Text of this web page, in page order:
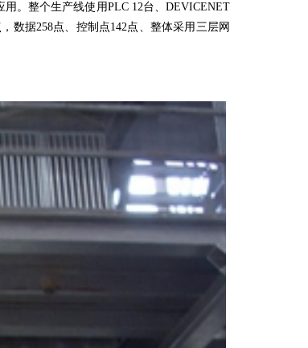
。整个生产线使用PLC 12台、DEVICENET
数据258点、控制点142点、整体采用三层网